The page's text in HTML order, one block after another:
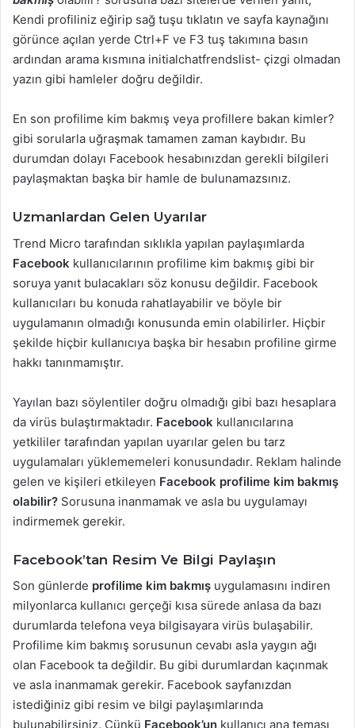
Kendi profiliniz eğirip sağ tuşu tıklatın ve sayfa kaynağını
görünce açılan yerde Ctrl+F ve F3 tuş takımına basın
ardından arama kısmına initialchatfrendslist- çizgi olmadan
yazın gibi hamleler doğru değildir.
En son profilime kim bakmış veya profillere bakan kimler?
gibi sorularla uğraşmak tamamen zaman kaybıdır. Bu
durumdan dolayı Facebook hesabınızdan gerekli bilgileri
paylaşmaktan başka bir hamle de bulunamazsınız.
Uzmanlardan Gelen Uyarılar
Trend Micro tarafından sıklıkla yapılan paylaşımlarda
Facebook kullanıcılarının profilime kim bakmış gibi bir
soruya yanıt bulacakları söz konusu değildir. Facebook
kullanıcıları bu konuda rahatlayabilir ve böyle bir
uygulamanın olmadığı konusunda emin olabilirler. Hiçbir
şekilde hiçbir kullanıcıya başka bir hesabın profiline girme
hakkı tanınmamıştır.
Yayılan bazı söylentiler doğru olmadığı gibi bazı hesaplara
da virüs bulaştırmaktadır. Facebook kullanıcılarına
yetkililer tarafından yapılan uyarılar gelen bu tarz
uygulamaları yüklememeleri konusundadır. Reklam halinde
gelen ve kişileri etkileyen Facebook profilime kim bakmış
olabilir? Sorusuna inanmamak ve asla bu uygulamayı
indirmemek gerekir.
Facebook’tan Resim Ve Bilgi Paylaşın
Son günlerde profilime kim bakmış uygulamasını indiren
milyonlarca kullanıcı gerçeği kısa sürede anlasa da bazı
durumlarda telefona veya bilgisayara virüs bulaşabilir.
Profilime kim bakmış sorusunun cevabı asla yaygın ağı
olan Facebook ta değildir. Bu gibi durumlardan kaçınmak
ve asla inanmamak gerekir. Facebook sayfanızdan
istediğiniz gibi resim ve bilgi paylaşımlarında
bulunabilirsiniz. Çünkü Facebook’un kullanıcı ana teması